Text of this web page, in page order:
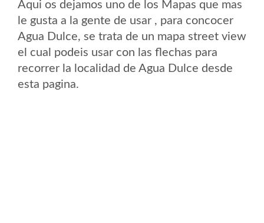
Aqui os dejamos uno de los Mapas que mas
le gusta a la gente de usar , para concocer
Agua Dulce, se trata de un mapa street view
el cual podeis usar con las flechas para
recorrer la localidad de Agua Dulce desde
esta pagina.